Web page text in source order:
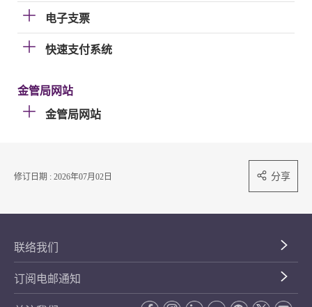
电子支票
快速支付系统
金管局网站
金管局网站
修订日期 : 2026年07月02日 分享
联络我们
订阅电邮通知